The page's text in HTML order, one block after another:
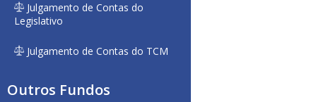
Julgamento de Contas do
Legislativo
Julgamento de Contas do TCM
Outros Fundos